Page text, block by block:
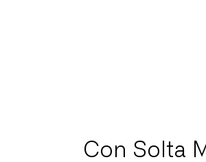
Con Solta